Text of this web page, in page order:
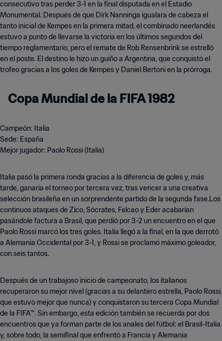
consecutivo tras perder 3-1 en la final disputada en el Estadio
Monumental. Después de que Dirk Nanninga igualara de cabeza el
tanto inicial de Kempes en la primera mitad, el combinado neerlandés
estuvo a punto de llevarse la victoria en los últimos segundos del
tiempo reglamentario, pero el remate de Rob Rensenbrink se estrelló
en el poste. El destino le hizo un guiño a Argentina, que conquistó el
trofeo gracias a los goles de Kempes y Daniel Bertoni en la prórroga.
Copa Mundial de la FIFA 1982
Campeón: Italia
Sede: España
Mejor jugador: Paolo Rossi (Italia)
Italia pasó la primera ronda gracias a la diferencia de goles y, más
tarde, ganaría el torneo por tercera vez, tras vencer a una creativa
selección brasileña en un sorprendente partido de la segunda fase.Los
continuos ataques de Zico, Sócrates, Falcao y Eder acabarían
pasándole factura a Brasil, que perdió por 3-2 un encuentro en el que
Paolo Rossi marcó los tres goles. Italia llegó a la final, en la que derrotó
a Alemania Occidental por 3-1, y Rossi se proclamó máximo goleador,
con seis tantos.
Después de un trabajoso inicio de campeonato, los italianos
recuperaron su mejor nivel (gracias a su delantero estrella, Paolo Rossi,
que estuvo mejor que nunca) y conquistaron su tercera Copa Mundial
de la FIFA™. Sin embargo, esta edición también se recuerda por dos
encuentros que ya forman parte de los anales del fútbol: el Brasil-Italia
y, sobre todo, la semifinal que enfrentó a Francia y Alemania